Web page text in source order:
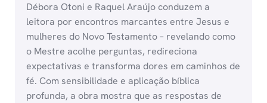
Débora Otoni e Raquel Araújo conduzem a
leitora por encontros marcantes entre Jesus e
mulheres do Novo Testamento – revelando como
o Mestre acolhe perguntas, redireciona
expectativas e transforma dores em caminhos de
fé. Com sensibilidade e aplicação bíblica
profunda, a obra mostra que as respostas de